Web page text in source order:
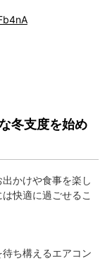
冬支度を始め
かけや食事を楽し
快適に過ごせるこ
ち構えるエアコン